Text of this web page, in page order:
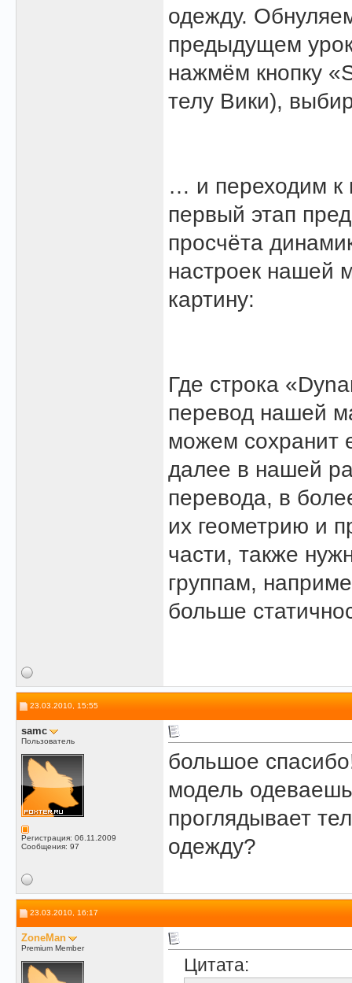
одежду.
предыдущем
нажмём кнопку
телу Вики),
… и переходим к
первый этап
просчёта
настроек нашей
картину:
Где строка
перевод нашей
можем сохранит
далее в нашей
перевода, в
их геометрию и
части, также
группам,
больше
23.03.2010, 15:55
samc
Пользователь
Регистрация: 06.11.2009
Сообщения: 97
большое
модель
проглядывает
одежду?
23.03.2010, 16:17
ZoneMan
Premium Member
Цитата: